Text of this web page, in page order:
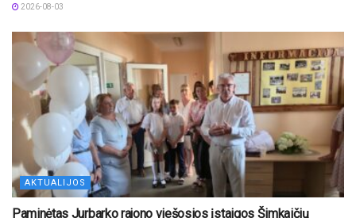
2026-08-03
AKTUALIJOS
Paminėtas Jurbarko rajono viešosios įstaigos Šimkaičių